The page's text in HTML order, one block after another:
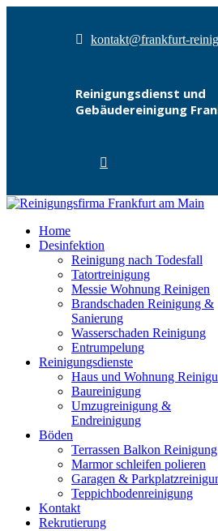
kontakt@frankfurt-
Reinigungsdienst und
Gebäudereinigung
Home
Desinfektion
Reinigung nach Todesfall
Tatortreinigung
Messie Wohnung Reinigen
Brandschaden Reinigung &
Sanierung
Wasserschaden Reinigung
Entrumpelung
Reinigungsdienste
Haus und Wohnung
Baureinigung
Umzugreinigung &
Endreinigung
Böden
Terrassen Balkon Reinigung
Marmor schleifen polieren
Garagen &
Teppichbodenreinigung
Kontakt
Rekrutierung